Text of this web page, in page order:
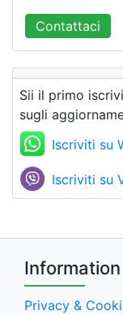
Contattaci
Sii il primo
sugli
Iscriviti su
Iscriviti su
Information
Privacy &